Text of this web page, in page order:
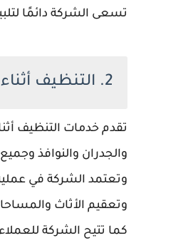
تسعى الشركة دائمًا
2. التنظيف أثناء نقل الأثاث
تقدم خدمات التنظيف
والجدران والنوافذ
وتعتمد الشركة في
وتعقيم الأثاث
كما تتيح الشركة